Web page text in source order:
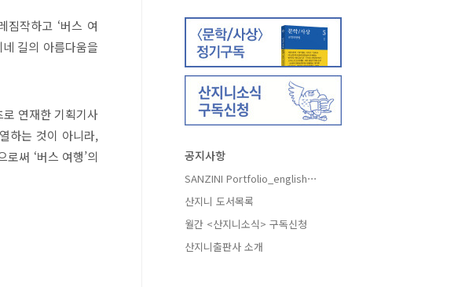
작하고 ‘버스 여
길의 아름다움을
연재한 기획기사
하는 것이 아니라,
써 ‘버스 여행’의
공지사항
SANZINI Portfolio_english⋯
산지니 도서목록
월간 <산지니소식> 구독신청
산지니출판사 소개